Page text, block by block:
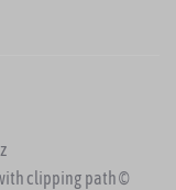
clipping path ©